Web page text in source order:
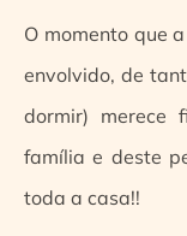
O momento que
envolvido, de
dormir) merece
família e deste
toda a casa!!